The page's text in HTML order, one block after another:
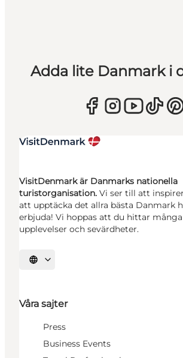
Adda lite Danmark i
VisitDenmark är Danmarks nationella
turistorganisation. Vi ser till att
att upptäcka det allra bästa Danmark
erbjuda! Vi hoppas att du hittar många
upplevelser och sevärdheter.
Välj språk
Våra sajter
Press
Business Events